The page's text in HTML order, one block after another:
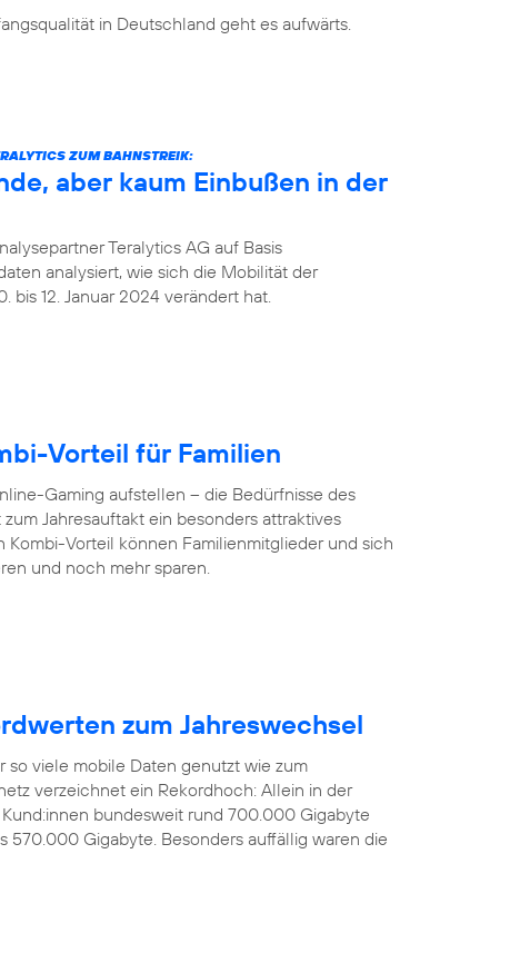
in Deutschland geht es aufwärts.
ZUM BAHNSTREIK:
aber kaum Einbußen in der
Teralytics AG auf Basis
analysiert, wie sich die Mobilität der
bis 12. Januar 2024 verändert hat.
Vorteil für Familien
Gaming aufstellen – die Bedürfnisse des
zum Jahresauftakt ein besonders attraktives
Vorteil können Familienmitglieder und sich
und noch mehr sparen.
zum Jahreswechsel
so viele mobile Daten genutzt wie zum
verzeichnet ein Rekordhoch: Allein in der
bundesweit rund 700.000 Gigabyte
570.000 Gigabyte. Besonders auffällig waren die